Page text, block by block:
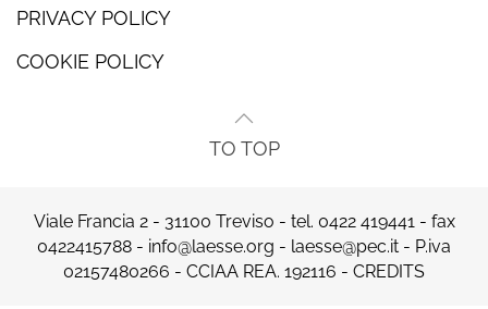
PRIVACY POLICY
COOKIE POLICY
TO TOP
Viale Francia 2 - 31100 Treviso - tel. 0422 419441- fax
0422415788 - info@laesse.org - laesse@pec.it - P.iva
02157480266 - CCIAA REA. 192116 - CREDITS